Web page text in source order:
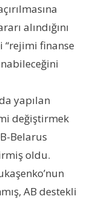
alındığını
“rejimi finanse
yapılan
değiştirmek
Belarus
oldu.
AB destekli